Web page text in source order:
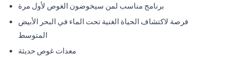
برنامج مناسب لمن سيخوضون الغوص لأول مرة
فرصة لاكتشاف الحياة الغنية تحت الماء في البحر الأبيض
المتوسط
معدات غوص حديثة